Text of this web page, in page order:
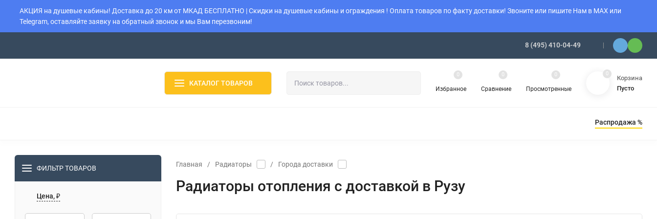
АКЦИЯ на душевые кабины! Доставка до 20 км от МКАД БЕСПЛАТНО | Скидки на душевые кабины и ограждения ! Оплата товаров по факту доставки! Звоните или пишите Нам в MAX или
Telegram, оставляйте заявку на обратный звонок и мы Вам перезвоним!
8 (495) 410-04-49
КАТАЛОГ ТОВАРОВ
Избранное
0
Сравнение
0
Просмотренные
0 0
Корзина
Пусто
Распродажа %
ФИЛЬТР ТОВАРОВ
Цена, ₽
Главная / Радиаторы / Города доставки
Радиаторы отопления с доcтавкой в Рузу